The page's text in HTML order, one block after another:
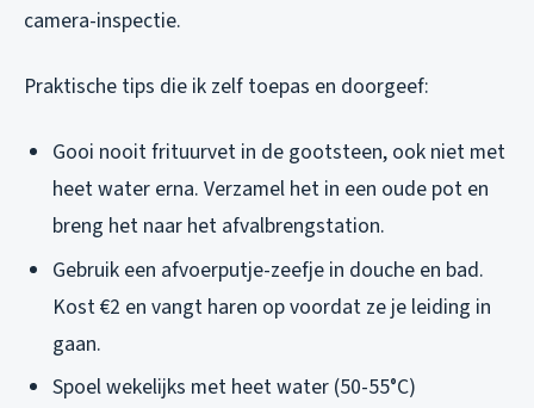
camera-inspectie.
Praktische tips die ik zelf toepas en doorgeef:
Gooi nooit frituurvet in de gootsteen, ook niet met
heet water erna. Verzamel het in een oude pot en
breng het naar het afvalbrengstation.
Gebruik een afvoerputje-zeefje in douche en bad.
Kost €2 en vangt haren op voordat ze je leiding in
gaan.
Spoel wekelijks met heet water (50-55°C)